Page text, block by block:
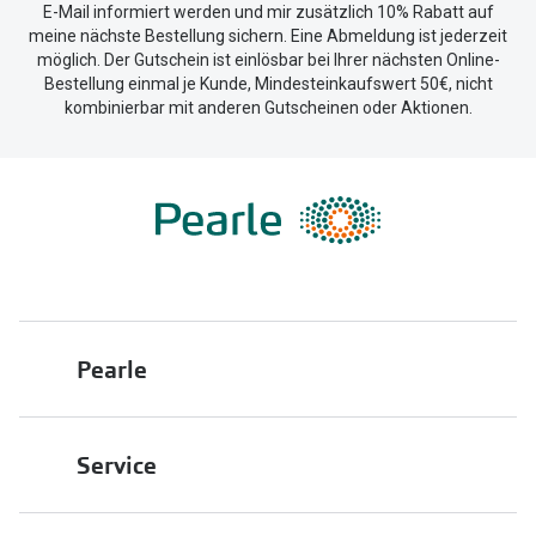
E-Mail informiert werden und mir zusätzlich 10% Rabatt auf
meine nächste Bestellung sichern. Eine Abmeldung ist jederzeit
möglich. Der Gutschein ist einlösbar bei Ihrer nächsten Online-
Bestellung einmal je Kunde, Mindesteinkaufswert 50€, nicht
kombinierbar mit anderen Gutscheinen oder Aktionen.
Pearle
Service